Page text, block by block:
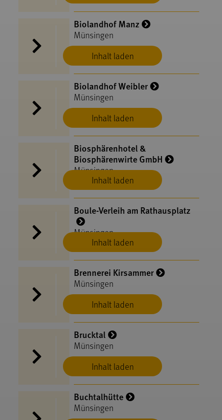
Inhalt laden
Biolandhof Manz
Münsingen
Inhalt laden
Biolandhof Weibler
Münsingen
Inhalt laden
Biosphärenhotel &
Biosphärenwirte GmbH
Münsingen
Inhalt laden
Boule-Verleih am Rathausplatz
Münsingen
Inhalt laden
Brennerei Kirsammer
Münsingen
Inhalt laden
Brucktal
Münsingen
Buchtalhütte
Münsingen